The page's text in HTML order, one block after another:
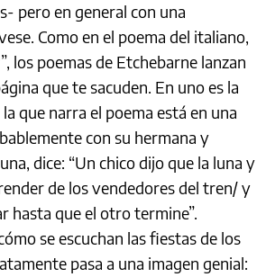
pero en general con una
Como en el poema del italiano,
los poemas de Etchebarne lanzan
que te sacuden. En uno es la
que narra el poema está en una
con su hermana y
dice: “Un chico dijo que la luna y
de los vendedores del tren/ y
hasta que el otro termine”.
se escuchan las fiestas de los
pasa a una imagen genial: